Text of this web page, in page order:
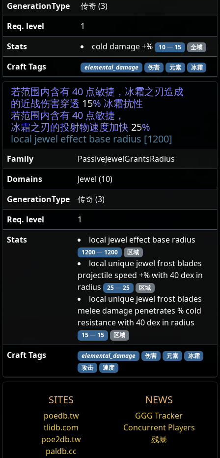
GenerationType
传奇 (3)
Req. level
1
Stats
cold damage +% 10—15 全域
Craft Tags elemental_damage 伤害 元素 冰霜
若范围内含有 40 点敏捷，冰霜之刃造成
的近战伤害穿透 15% 冰霜抗性
若范围内含有 40 点敏捷，
冰霜之刃的投射物速度加快 25%
local jewel effect base radius [1200]
Family
PassiveJewelGrantsRadius
Domains
Jewel (10)
GenerationType
传奇 (3)
Req. level
1
Stats
local jewel effect base radius
1200—1200 区域
local unique jewel frost blades
projectile speed +% with 40 dex in
radius
25—25 区域
local unique jewel frost blades
melee damage penetrates % cold
resistance with 40 dex in radius
15—15 区域
Craft Tags elemental_damage 伤害 元素
冰霜
攻击
速度
Fight for Survival
Version history
SITES
poedb.tw
tlidb.com
poe2db.tw
paldb.cc
NEWS
GGG Tracker
Concurrent Players
残暴